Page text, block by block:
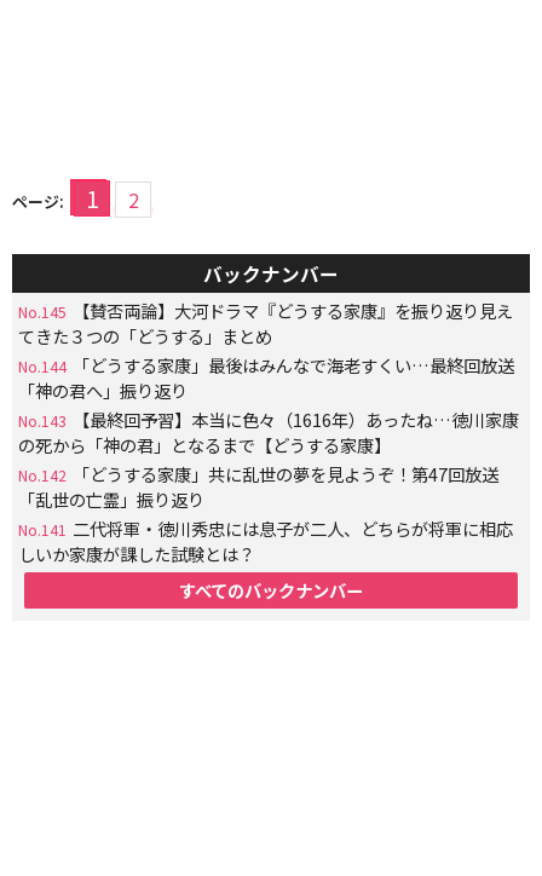
ページ: 1 2
バックナンバー
No.145
【賛否両論】大河ドラマ『どうする家康』を振り返り見え
てきた３つの「どうする」まとめ
No.144
「どうする家康」最後はみんなで海老すくい…最終回放送
「神の君へ」振り返り
No.143
【最終回予習】本当に色々（1616年）あったね…徳川家康
の死から「神の君」となるまで【どうする家康】
No.142
「どうする家康」共に乱世の夢を見ようぞ！第47回放送
「乱世の亡霊」振り返り
No.141 二代将軍・徳川秀忠には息子が二人、どちらが将軍に相応
しいか家康が課した試験とは？
すべてのバックナンバー